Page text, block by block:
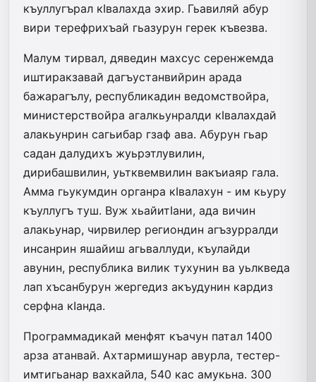
къуллугърал кIва­лахда эхир. Гьавиляй абур
вири терефрихъай гьазурун герек къвезва.
Малум тирвал, дяведин махсус се­ренжемда
иштиракзавай дагъус­тан­вийрин арада
бажарагълу, респуб­ликадин ведомствойра,
министерст­войра агалкьунралди кIвалахдай
ала­кьунрин сагьибар гзаф ава. Абурун гьар
садан далудихъ жуьрэтлувилин,
дирибашвилин, уьтквемвилин вакъи­аяр гала.
Амма гьукумдин органра кIва­лахун - им кьуру
къуллугъ туш. Вуж хьайитIани, ада вичин
алакьунар, чирвилер региондин агъзурралди
инсанрин яшайиш агьваллуди, къулайди
авунин, республика вилик тухунин ва уьлкведа
лап хъсанбурун жергедиз акъудунин кардиз
серфна кIанда.
Программадикай менфят къачун­ патал 1400
арза атанвай. Ахтармишу­нар авурла, тестер-
имтигьанар вахкайла, 540 кас амукьна. 300